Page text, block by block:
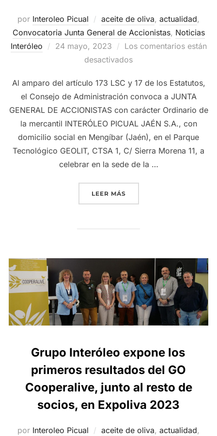
por Interoleo Picual aceite de oliva, actualidad,
Convocatoria Junta General de Accionistas, Noticias
Interóleo
Publicado
24 mayo, 2023
Los comentarios están
desactivados
Al amparo del artículo 173 LSC y 17 de los Estatutos,
el Consejo de Administración convoca a JUNTA
GENERAL DE ACCIONISTAS con carácter Ordinario de
la mercantil INTERÓLEO PICUAL JAÉN S.A., con
domicilio social en Mengíbar (Jaén), en el Parque
Tecnológico GEOLIT, CTSA 1, C/ Sierra Morena 11, a
celebrar en la sede de la …
LEER MÁS«GRUPO INTERÓLEO
Grupo Interóleo expone los
primeros resultados del GO
Cooperalive, junto al resto de
socios, en Expoliva 2023
por Interoleo Picual aceite de oliva, actualidad,